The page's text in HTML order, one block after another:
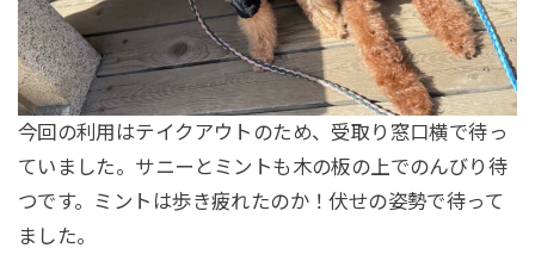
今回の利用はテイクアウトのため、受取り窓口横で待っ
ていました。サニーとミントも木の板の上でのんびり待
つです。ミントは歩き疲れたのか！伏せの姿勢で待って
ました。